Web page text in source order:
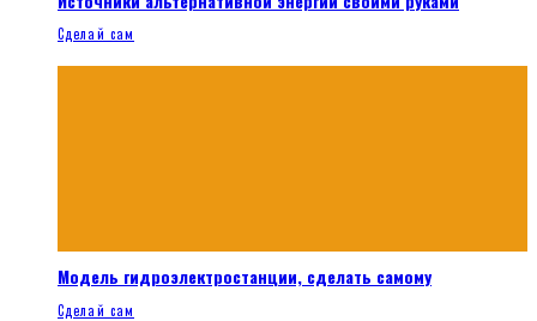
Сделай сам
Модель гидроэлектростанции, сделать самому
Сделай сам